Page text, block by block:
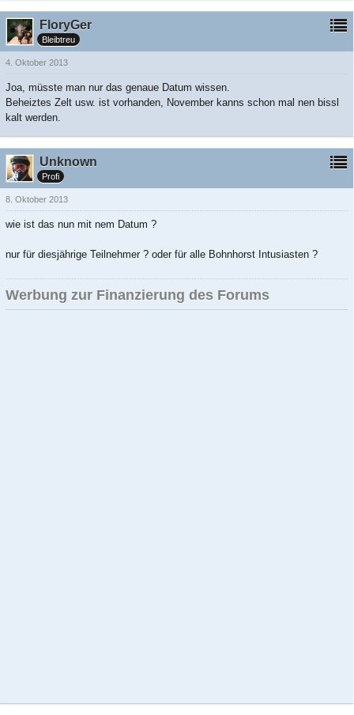
FloryGer
Bleibtreu
4. Oktober 2013
Joa, müsste man nur das genaue Datum wissen.
Beheiztes Zelt usw. ist vorhanden, November kanns schon mal nen bissl
kalt werden.
Unknown
Profi
8. Oktober 2013
wie ist das nun mit nem Datum ?
nur für diesjährige Teilnehmer ? oder für alle Bohnhorst Intusiasten ?
Werbung zur Finanzierung des Forums